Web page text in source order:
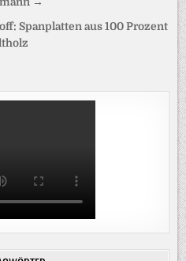
Spanplatten aus 100 Prozent